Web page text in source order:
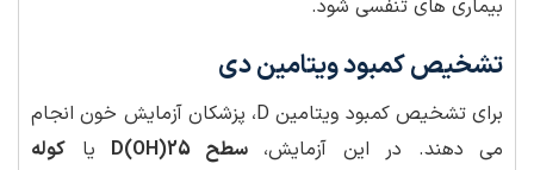
بیماری های تنفسی شود.
تشخیص کمبود ویتامین دی
برای تشخیص کمبود ویتامین D، پزشکان آزمایش خون انجام
می دهند. در این آزمایش،سطح 25(OH)D یا کوله